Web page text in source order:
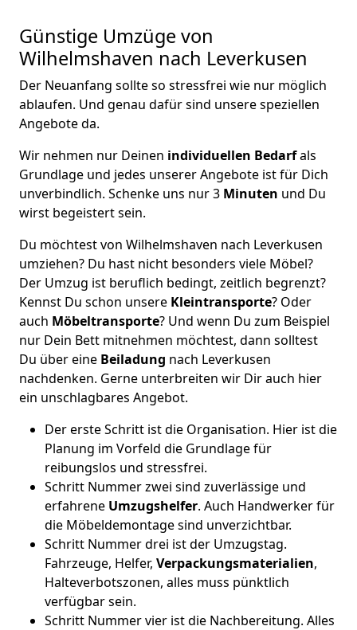
Günstige Umzüge von
Wilhelmshaven nach Leverkusen
Der Neuanfang sollte so stressfrei wie nur möglich
ablaufen. Und genau dafür sind unsere speziellen
Angebote da.
Wir nehmen nur Deinen individuellen Bedarfals
Grundlage und jedes unserer Angebote ist für Dich
unverbindlich. Schenke uns nur 3 Minuten und Du
wirst begeistert sein.
Du möchtest von Wilhelmshaven nach Leverkusen
umziehen? Du hast nicht besonders viele Möbel?
Der Umzug ist beruflich bedingt, zeitlich begrenzt?
Kennst Du schon unsere Kleintransporte? Oder
auch Möbeltransporte? Und wenn Du zum Beispiel
nur Dein Bett mitnehmen möchtest, dann solltest
Du über eine Beiladung nach Leverkusen
nachdenken. Gerne unterbreiten wir Dir auch hier
ein unschlagbares Angebot.
Der erste Schritt ist die Organisation. Hier ist die
Planung im Vorfeld die Grundlage für
reibungslos und stressfrei.
Schritt Nummer zwei sind zuverlässige und
erfahrene Umzugshelfer. Auch Handwerker für
die Möbeldemontage sind unverzichtbar.
Schritt Nummer drei ist der Umzugstag.
Fahrzeuge, Helfer, Verpackungsmaterialien,
Halteverbotszonen, alles muss pünktlich
verfügbar sein.
Schritt Nummer vier ist die Nachbereitung. Alles